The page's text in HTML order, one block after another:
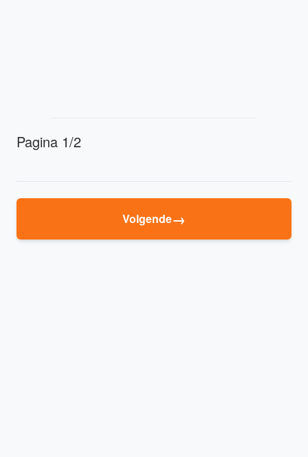
Pagina 1/2
Volgende→